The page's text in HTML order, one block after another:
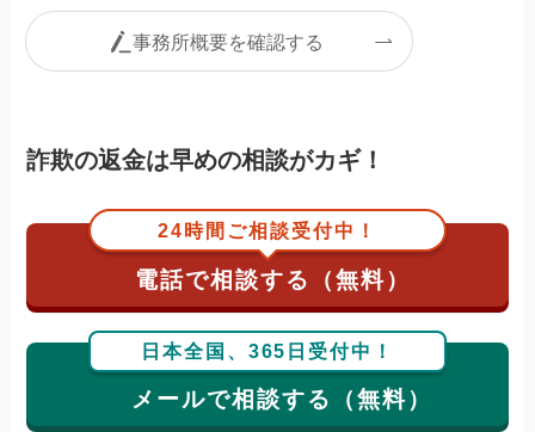
事務所概要を確認する
詐欺の返金は早めの相談がカギ！
24時間ご相談受付中！
電話で相談する（無料）
日本全国、365日受付中！
メールで相談する（無料）